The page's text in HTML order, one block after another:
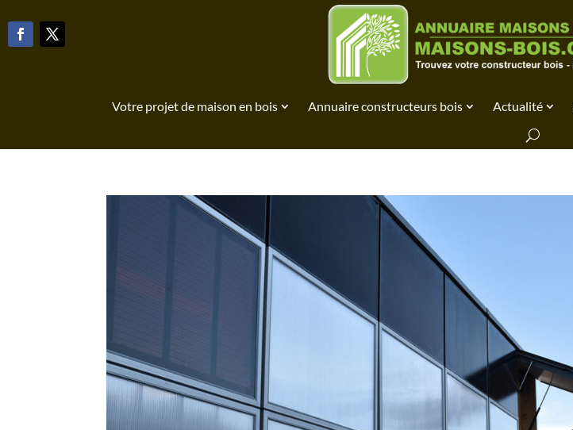
Votre projet de maison en bois Annuaire constructeurs bois Actualité